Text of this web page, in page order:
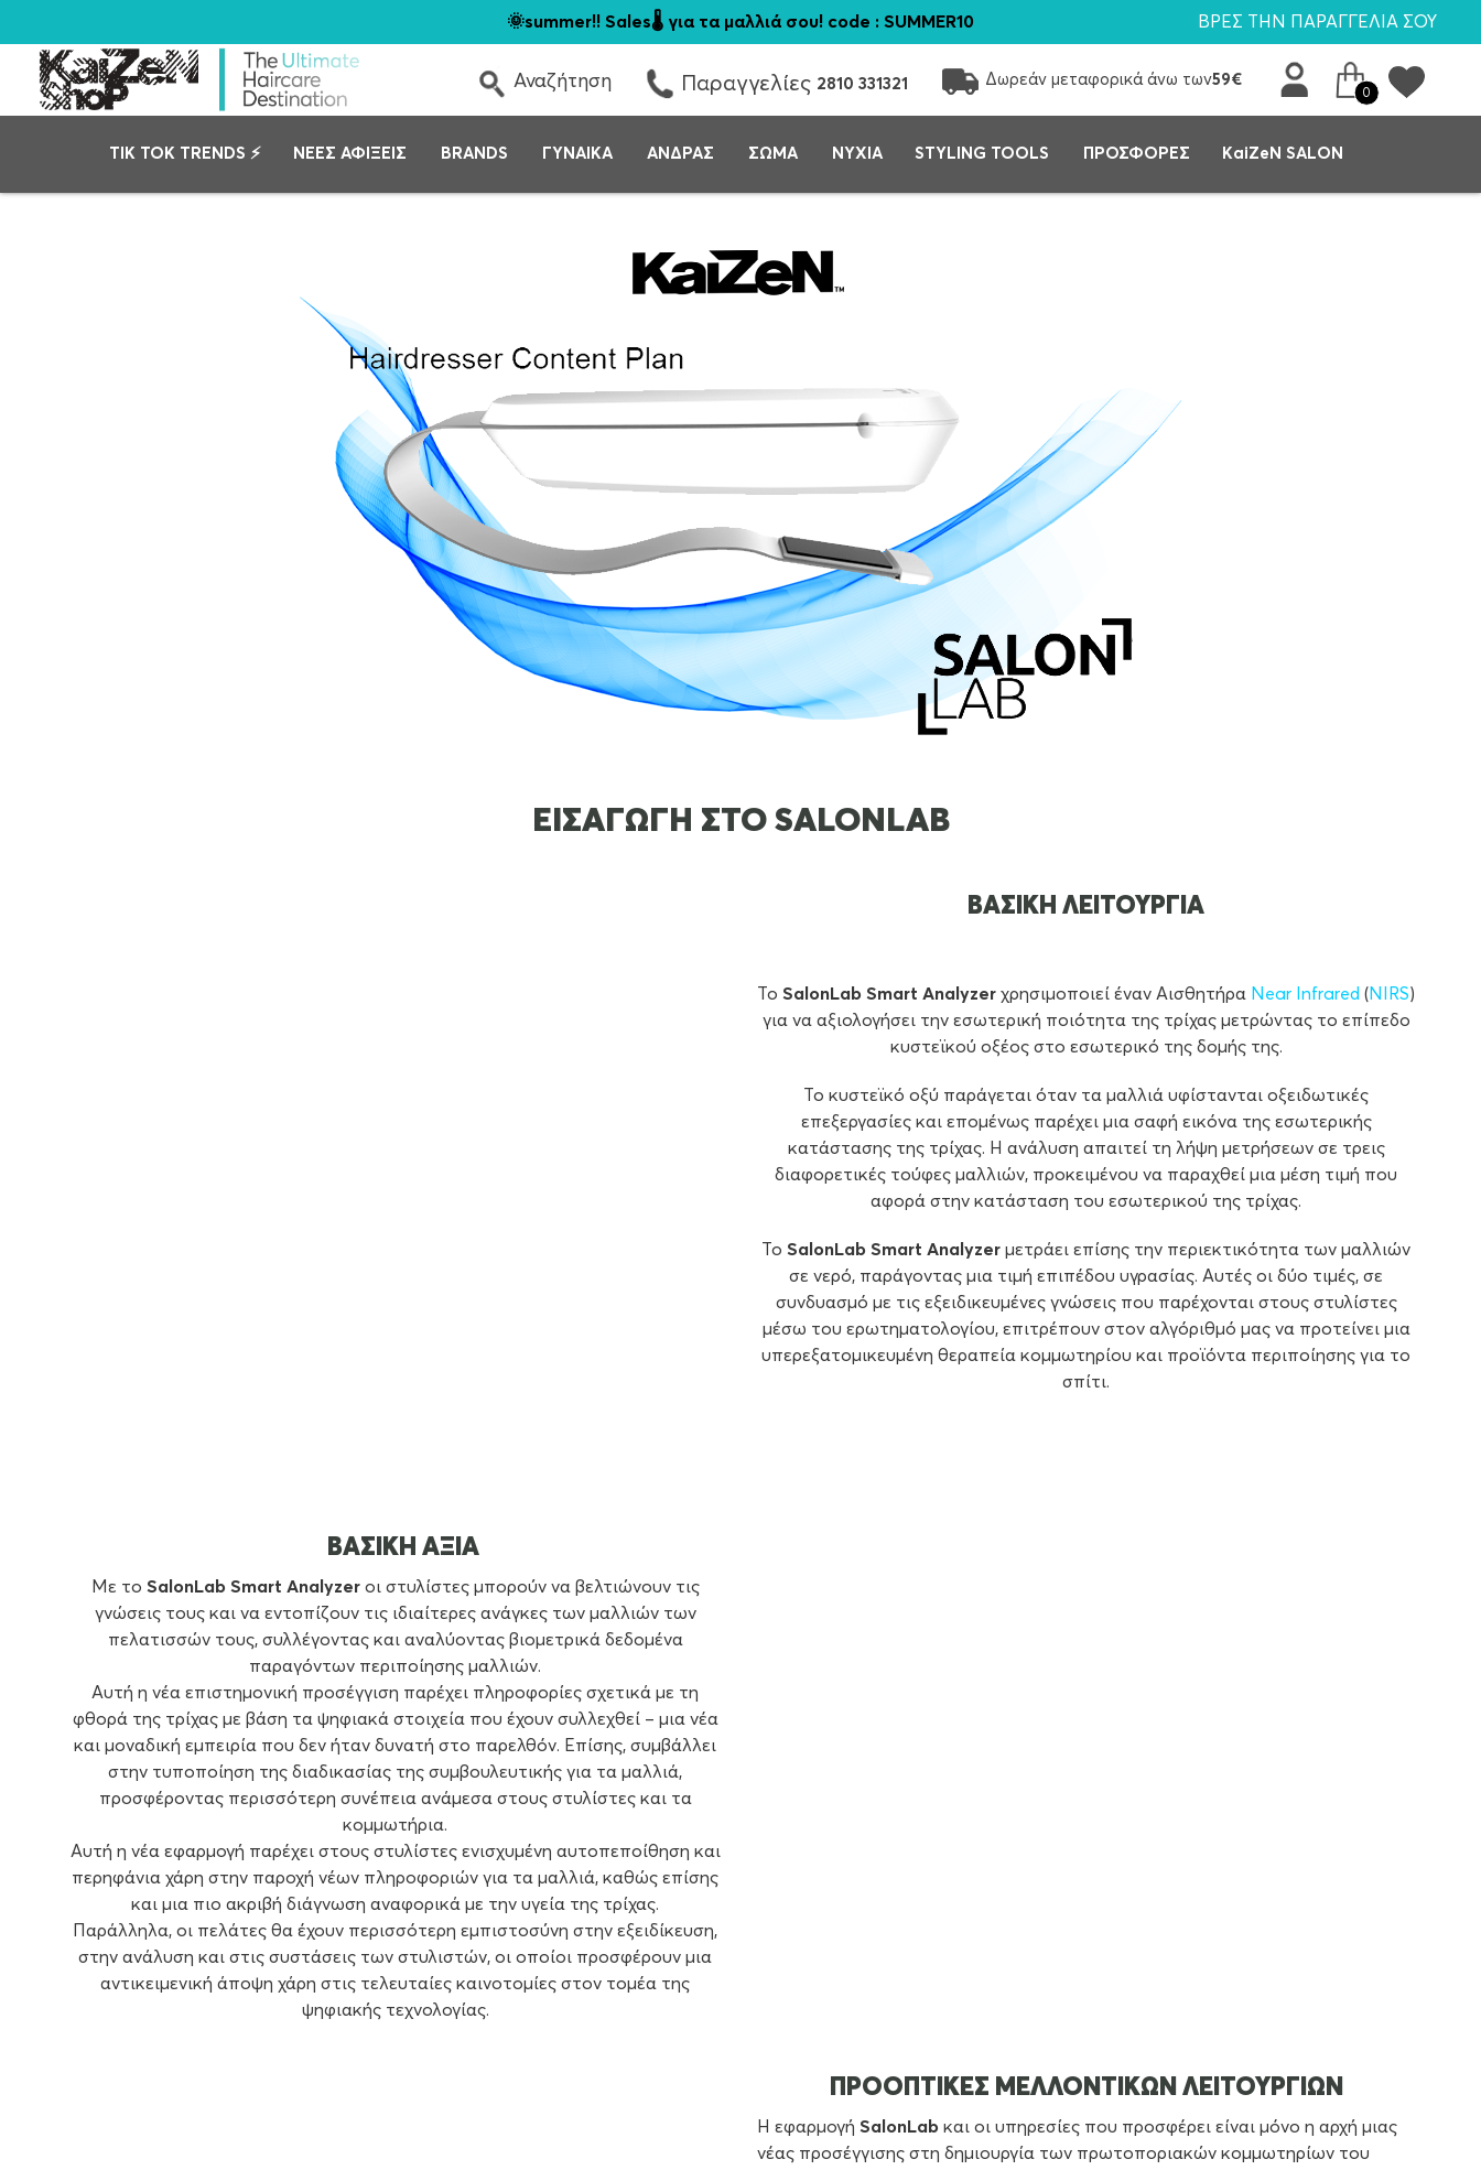
🌞summer!! Sales🌡️ για τα μαλλιά σου! code : SUMMER10 ΒΡΕΣ ΤΗΝ ΠΑΡΑΓΓΕΛΙΑ ΣΟΥ
Αναζήτηση Παραγγελίες 2810 331321 Δωρεάν μεταφορικά άνω των59€
0
TIK TOK TRENDS ⚡ ΝΕΕΣ ΑΦΙΞΕΙΣ BRANDS ΓΥΝΑΙΚΑ ΑΝΔΡΑΣ ΣΩΜΑ ΝΥΧΙΑ STYLING TOOLS ΠΡΟΣΦΟΡΕΣ KaiZeN SALON
ΕΙΣΑΓΩΓΗ ΣΤΟ SALONLAB
ΒΑΣΙΚΗ ΛΕΙΤΟΥΡΓΙΑ
Το SalonLab Smart Analyzer χρησιμοποιεί έναν Αισθητήρα Near Infrared (NIRS)
για να αξιολογήσει την εσωτερική ποιότητα της τρίχας μετρώντας το επίπεδο
κυστεϊκού οξέος στο εσωτερικό της δομής της.
Το κυστεϊκό οξύ παράγεται όταν τα μαλλιά υφίστανται οξειδωτικές
επεξεργασίες και επομένως παρέχει μια σαφή εικόνα της εσωτερικής
κατάστασης της τρίχας. Η ανάλυση απαιτεί τη λήψη μετρήσεων σε τρεις
διαφορετικές τούφες μαλλιών, προκειμένου να παραχθεί μια μέση τιμή που
αφορά στην κατάσταση του εσωτερικού της τρίχας.
Το SalonLab Smart Analyzer μετράει επίσης την περιεκτικότητα των μαλλιών
σε νερό, παράγοντας μια τιμή επιπέδου υγρασίας. Αυτές οι δύο τιμές, σε
συνδυασμό με τις εξειδικευμένες γνώσεις που παρέχονται στους στυλίστες
μέσω του ερωτηματολογίου, επιτρέπουν στον αλγόριθμό μας να προτείνει μια
υπερεξατομικευμένη θεραπεία κομμωτηρίου και προϊόντα περιποίησης για το
σπίτι.
ΒΑΣΙΚΗ ΑΞΙΑ
Με το SalonLab Smart Analyzerοι στυλίστες μπορούν να βελτιώνουν τις
γνώσεις τους και να εντοπίζουν τις ιδιαίτερες ανάγκες των μαλλιών των
πελατισσών τους, συλλέγοντας και αναλύοντας βιομετρικά δεδομένα
παραγόντων περιποίησης μαλλιών.
Αυτή η νέα επιστημονική προσέγγιση παρέχει πληροφορίες σχετικά με τη
φθορά της τρίχας με βάση τα ψηφιακά στοιχεία που έχουν συλλεχθεί – μια νέα
και μοναδική εμπειρία που δεν ήταν δυνατή στο παρελθόν. Επίσης, συμβάλλει
στην τυποποίηση της διαδικασίας της συμβουλευτικής για τα μαλλιά,
προσφέροντας περισσότερη συνέπεια ανάμεσα στους στυλίστες και τα
κομμωτήρια.
Αυτή η νέα εφαρμογή παρέχει στους στυλίστες ενισχυμένη αυτοπεποίθηση και
περηφάνια χάρη στην παροχή νέων πληροφοριών για τα μαλλιά, καθώς επίσης
και μια πιο ακριβή διάγνωση αναφορικά με την υγεία της τρίχας.
Παράλληλα, οι πελάτες θα έχουν περισσότερη εμπιστοσύνη στην εξειδίκευση,
στην ανάλυση και στις συστάσεις των στυλιστών, οι οποίοι προσφέρουν μια
αντικειμενική άποψη χάρη στις τελευταίες καινοτομίες στον τομέα της
ψηφιακής τεχνολογίας.
ΠΡΟΟΠΤΙΚΕΣ ΜΕΛΛΟΝΤΙΚΩΝ ΛΕΙΤΟΥΡΓΙΩΝ
Η εφαρμογή SalonLab και οι υπηρεσίες που προσφέρει είναι μόνο η αρχή μιας
νέας προσέγγισης στη δημιουργία των πρωτοποριακών κομμωτηρίων του